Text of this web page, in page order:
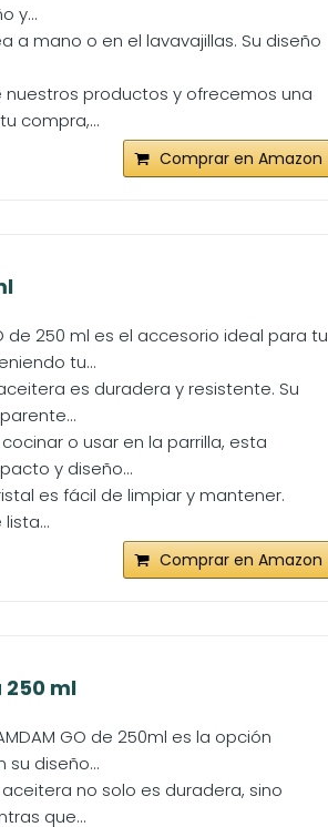
y...
a mano o en el lavavajillas. Su diseño
nuestros productos y ofrecemos una
compra,...
Comprar en Amazon
de 250 ml es el accesorio ideal para tu
tu...
es duradera y resistente. Su
o usar en la parrilla, esta
y diseño...
es fácil de limpiar y mantener.
Comprar en Amazon
250 ml
GO de 250ml es la opción
diseño...
no solo es duradera, sino
que...